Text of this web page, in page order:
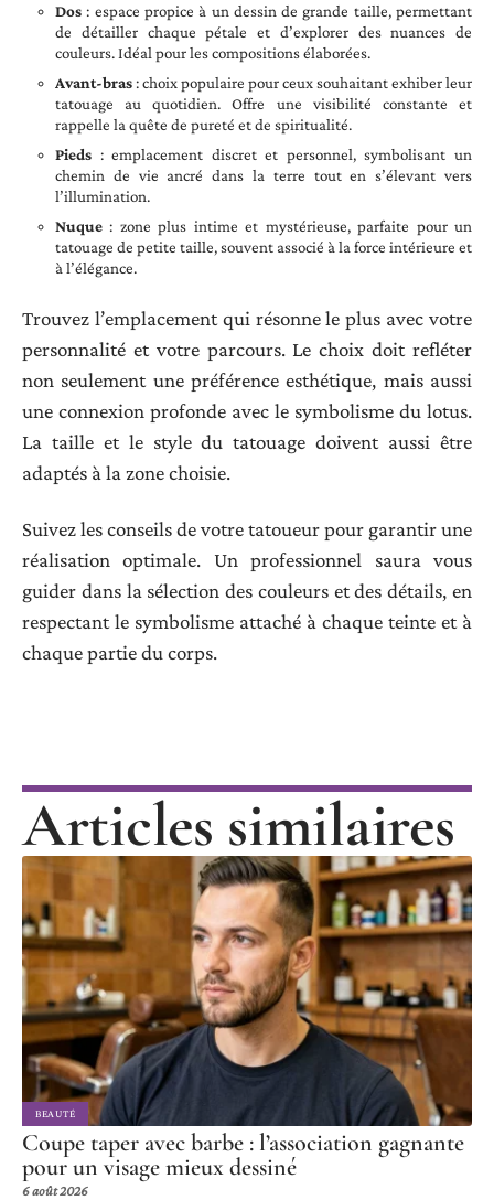
Dos : espace propice à un dessin de grande taille, permettant
de détailler chaque pétale et d’explorer des nuances de
couleurs. Idéal pour les compositions élaborées.
Avant-bras: choix populaire pour ceux souhaitant exhiber leur
tatouage au quotidien. Offre une visibilité constante et
rappelle la quête de pureté et de spiritualité.
Pieds : emplacement discret et personnel, symbolisant un
chemin de vie ancré dans la terre tout en s’élevant vers
l’illumination.
Nuque : zone plus intime et mystérieuse, parfaite pour un
tatouage de petite taille, souvent associé à la force intérieure et
à l’élégance.
Trouvez l’emplacement qui résonne le plus avec votre
personnalité et votre parcours. Le choix doit refléter
non seulement une préférence esthétique, mais aussi
une connexion profonde avec le symbolisme du lotus.
La taille et le style du tatouage doivent aussi être
adaptés à la zone choisie.
Suivez les conseils de votre tatoueur pour garantir une
réalisation optimale. Un professionnel saura vous
guider dans la sélection des couleurs et des détails, en
respectant le symbolisme attaché à chaque teinte et à
chaque partie du corps.
Articles similaires
BEAUTÉ
Coupe taper avec barbe : l’association gagnante
pour un visage mieux dessiné
6 août 2026